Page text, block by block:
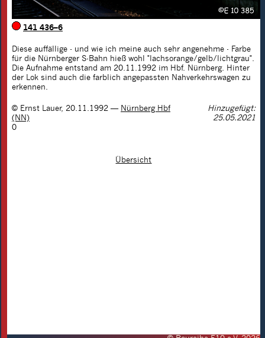
141 436–6
Diese auffällige - und wie ich meine auch sehr angenehme - Farbe
für die Nürnberger S-Bahn hieß wohl "lachsorange/gelb/lichtgrau".
Die Aufnahme entstand am 20.11.1992 im Hbf. Nürnberg. Hinter
der Lok sind auch die farblich angepassten Nahverkehrswagen zu
erkennen.
© Ernst Lauer, 20.11.1992 — Nürnberg Hbf
(NN)
Hinzugefügt:
25.05.2021
0
Übersicht